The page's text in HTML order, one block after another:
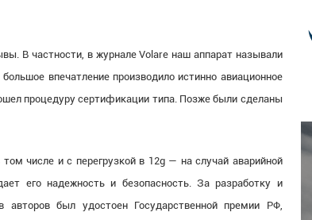
В частности, в журнале Volare наш аппарат называли
впечатление производило истинно авиационное
процедуру сертификации типа. Позже были сделаны
числе и с перегрузкой в 12g — на случай аварийной
его надежность и безопасность. За разработку и
авторов был удостоен Государственной премии РФ,